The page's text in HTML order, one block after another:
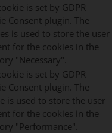
is set by GDPR
Consent plugin. The
is used to store the user
for the cookies in the
"Necessary".
is set by GDPR
Consent plugin. The
is used to store the user
for the cookies in the
"Performance".